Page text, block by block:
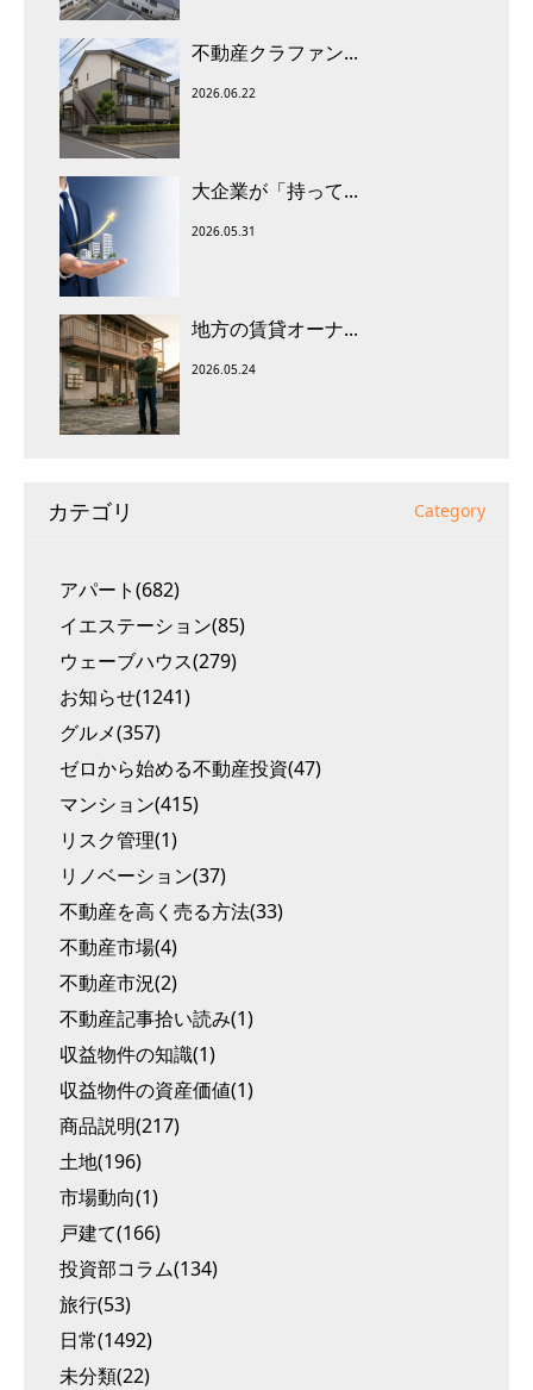
不動産クラファン...
2026.06.22
大企業が「持って...
2026.05.31
地方の賃貸オーナ...
2026.05.24
カテゴリ Category
アパート(682)
イエステーション(85)
ウェーブハウス(279)
お知らせ(1241)
グルメ(357)
ゼロから始める不動産投資(47)
マンション(415)
リスク管理(1)
リノベーション(37)
不動産を高く売る方法(33)
不動産市場(4)
不動産市況(2)
不動産記事拾い読み(1)
収益物件の知識(1)
収益物件の資産価値(1)
商品説明(217)
土地(196)
市場動向(1)
戸建て(166)
投資部コラム(134)
旅行(53)
日常(1492)
未分類(22)